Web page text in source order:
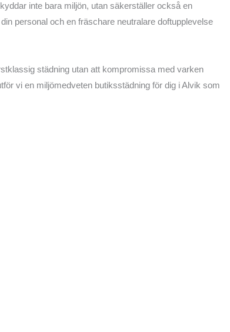
inte bara miljön, utan säkerställer också en
personal och en fräschare neutralare doftupplevelse
städning utan att kompromissa med varken
vi en miljömedveten butiksstädning för dig i Alvik som